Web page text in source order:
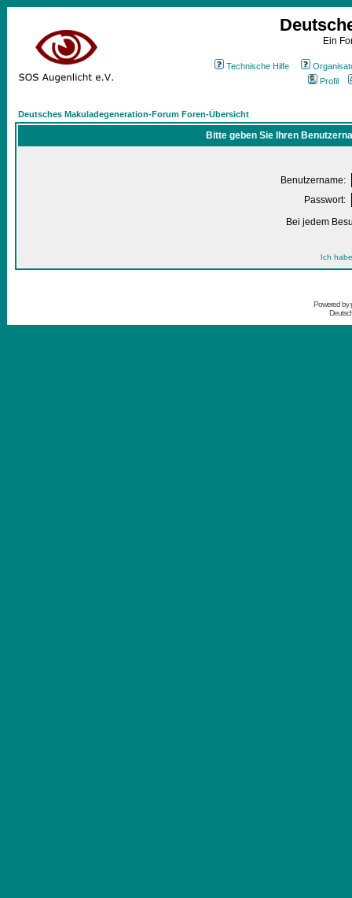
Ein
Technische Hilfe
Profil
Deutsches Makuladegeneration-Forum Foren-Übersicht
Bitte geben Sie Ihren
Benutzername:
Passwort:
Bei jedem
Ich
Powered by